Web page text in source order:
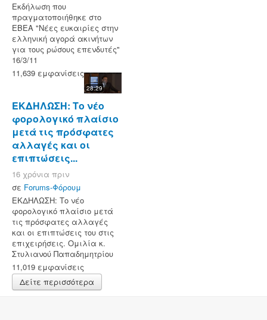
Εκδήλωση που
πραγματοποιήθηκε στο
ΕΒΕΑ "Νέες ευκαιρίες στην
ελληνική αγορά ακινήτων
για τους ρώσους επενδυτές"
16/3/11
11,639 εμφανίσεις
28:29
ΕΚΔΗΛΩΣΗ: Το νέο
φορολογικό πλαίσιο
μετά τις πρόσφατες
αλλαγές και οι
επιπτώσεις...
16 χρόνια πριν
σε Forums-Φόρουμ
ΕΚΔΗΛΩΣΗ: Το νέο
φορολογικό πλαίσιο μετά
τις πρόσφατες αλλαγές
και οι επιπτώσεις του στις
επιχειρήσεις. Ομιλία κ.
Στυλιανού Παπαδημητρίου
11,019 εμφανίσεις
Δείτε περισσότερα